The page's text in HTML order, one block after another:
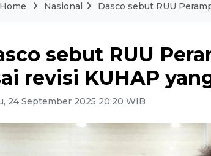
Home Nasional Dasco sebut RUU
sebut RUU
revisi KUHAP
24 September 2025 20:20 WIB